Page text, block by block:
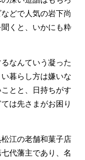
どで人気の岩下尚
くと、いかにも粋
なんていう凝った
暮らし方は嫌いな
とと、日持ちがす
は先さまがお困り
江の老舗和菓子店
代藩主であり、名